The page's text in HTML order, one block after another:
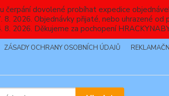
čerpání dovolené probíhat expedice
2026. Objednávky přijaté, nebo uhrazené
8. 2026. Děkujeme za pochopení
ZÁSADY OCHRANY OSOBNÍCH ÚDAJŮ